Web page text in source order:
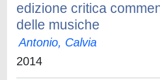
edizione critica
delle musiche
Antonio, Calvia
2014